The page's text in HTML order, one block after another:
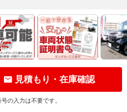
見積もり・在庫確認
の入力は不要です。